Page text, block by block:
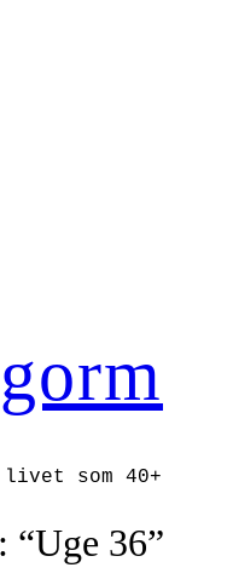
livet som 40+
“Uge 36”